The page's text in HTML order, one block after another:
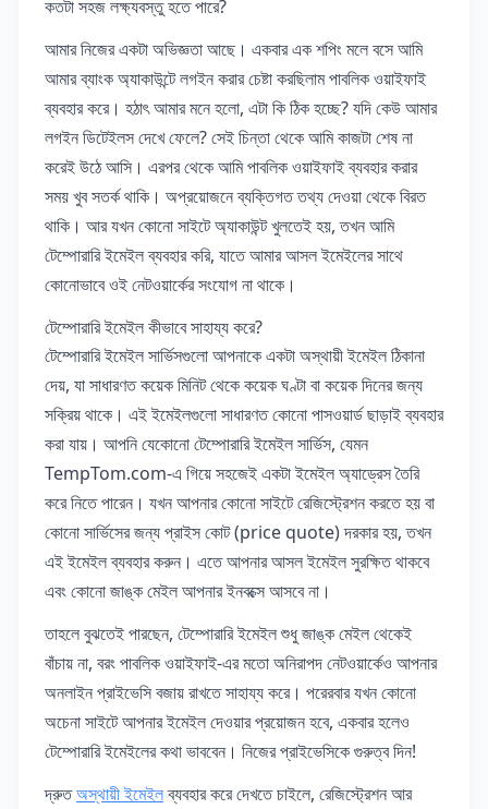
কতটা সহজ লক্ষ্যবস্তু হতে পারে?
আমার নিজের একটা অভিজ্ঞতা আছে। একবার এক শপিং মলে বসে আমি
আমার ব্যাংক অ্যাকাউন্টে লগইন করার চেষ্টা করছিলাম পাবলিক ওয়াইফাই
ব্যবহার করে। হঠাৎ আমার মনে হলো, এটা কি ঠিক হচ্ছে? যদি কেউ আমার
লগইন ডিটেইলস দেখে ফেলে? সেই চিন্তা থেকে আমি কাজটা শেষ না
করেই উঠে আসি। এরপর থেকে আমি পাবলিক ওয়াইফাই ব্যবহার করার
সময় খুব সতর্ক থাকি। অপ্রয়োজনে ব্যক্তিগত তথ্য দেওয়া থেকে বিরত
থাকি। আর যখন কোনো সাইটে অ্যাকাউন্ট খুলতেই হয়, তখন আমি
টেম্পোরারি ইমেইল ব্যবহার করি, যাতে আমার আসল ইমেইলের সাথে
কোনোভাবে ওই নেটওয়ার্কের সংযোগ না থাকে।
টেম্পোরারি ইমেইল কীভাবে সাহায্য করে?
টেম্পোরারি ইমেইল সার্ভিসগুলো আপনাকে একটা অস্থায়ী ইমেইল ঠিকানা
দেয়, যা সাধারণত কয়েক মিনিট থেকে কয়েক ঘণ্টা বা কয়েক দিনের জন্য
সক্রিয় থাকে। এই ইমেইলগুলো সাধারণত কোনো পাসওয়ার্ড ছাড়াই ব্যবহার
করা যায়। আপনি যেকোনো টেম্পোরারি ইমেইল সার্ভিস, যেমন
TempTom.com-এ গিয়ে সহজেই একটা ইমেইল অ্যাড্রেস তৈরি
করে নিতে পারেন। যখন আপনার কোনো সাইটে রেজিস্ট্রেশন করতে হয় বা
কোনো সার্ভিসের জন্য প্রাইস কোট (price quote) দরকার হয়, তখন
এই ইমেইল ব্যবহার করুন। এতে আপনার আসল ইমেইল সুরক্ষিত থাকবে
এবং কোনো জাঙ্ক মেইল আপনার ইনবক্সে আসবে না।
তাহলে বুঝতেই পারছেন, টেম্পোরারি ইমেইল শুধু জাঙ্ক মেইল থেকেই
বাঁচায় না, বরং পাবলিক ওয়াইফাই-এর মতো অনিরাপদ নেটওয়ার্কেও আপনার
অনলাইন প্রাইভেসি বজায় রাখতে সাহায্য করে। পরেরবার যখন কোনো
অচেনা সাইটে আপনার ইমেইল দেওয়ার প্রয়োজন হবে, একবার হলেও
টেম্পোরারি ইমেইলের কথা ভাববেন। নিজের প্রাইভেসিকে গুরুত্ব দিন!
দ্রুতঅস্থায়ী ইমেইলব্যবহার করে দেখতে চাইলে, রেজিস্ট্রেশন আর